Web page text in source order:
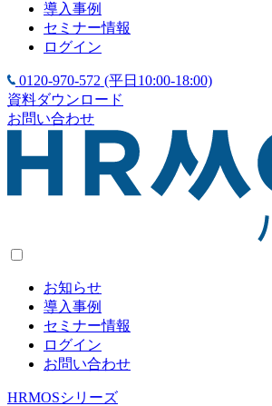
導入事例
セミナー情報
ログイン
0120-970-572 (平日10:00-18:00)
資料ダウンロード
お問い合わせ
お知らせ
導入事例
セミナー情報
ログイン
お問い合わせ
HRMOSシリーズ